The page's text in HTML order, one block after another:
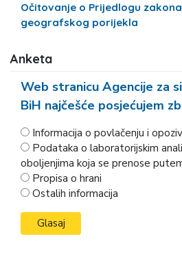
Očitovanje o Prijedlogu
geografskog porijekla
Anketa
Web stranicu Agencije za
BiH najčešće posjećujem
Informacija o povlačenju i
Podataka o laboratorijskim
oboljenjima koja se prenose
Propisa o hrani
Ostalih informacija